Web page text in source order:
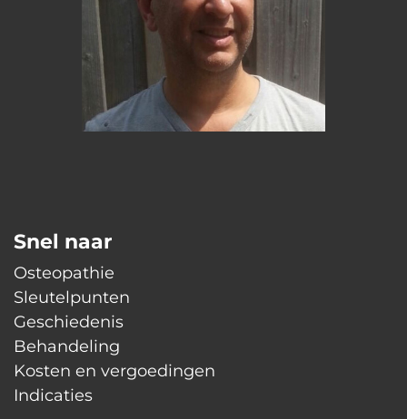
Snel naar
Osteopathie
Sleutelpunten
Geschiedenis
Behandeling
Kosten en vergoedingen
Indicaties